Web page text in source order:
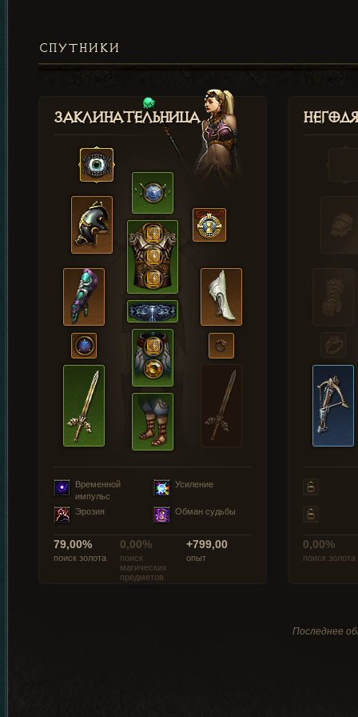
СПУТНИКИ
Заклинательница
Временной
импульс
Усиление
Эрозия Обман судьбы
79,00%
поиск золота
0,00%
поиск
магических
предметов
+799,00
опыт
0,00%
поиск золота
Последнее